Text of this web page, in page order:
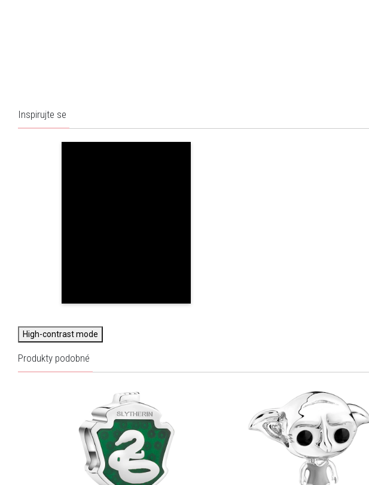
Inspirujte se
High-contrast mode
Produkty podobné